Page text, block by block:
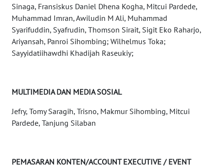
Sinaga, Fransiskus Daniel Dhena Kogha, Mitcui Pardede,
Muhammad Imran, Awiludin M Ali, Muhammad
Syarifuddin, Syafrudin, Thomson Sirait, Sigit Eko Raharjo,
Ariyansah, Panroi Sihombing; Wilhelmus Toka;
Sayyidatiihawdhi Khadijah Raseukiy;
MULTIMEDIA DAN MEDIA SOSIAL
Jefry, Tomy Saragih, Trisno, Makmur Sihombing, Mitcui
Pardede, Tanjung Silaban
PEMASARAN KONTEN/ACCOUNT EXECUTIVE / EVENT
WN
BENGKULU
WN
LAMPUNG
JATENG
WN
NUSANTARA
JOGJA